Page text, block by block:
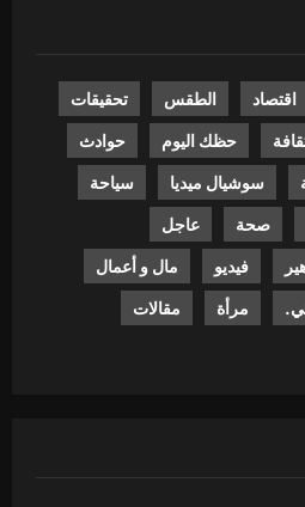
اقتصاد الطقس تحقيقات
حظك اليوم حوادث
سوشيال ميديا سياحة
صحة عاجل
فيديو مال و أعمال
مرأة مقالات